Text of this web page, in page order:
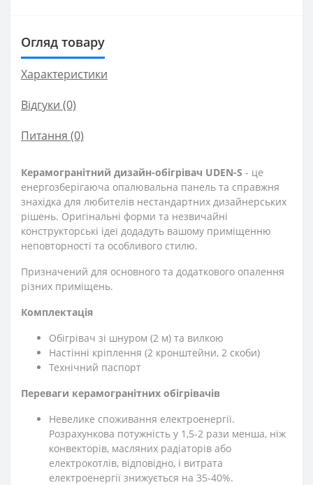
Огляд товару
Характеристики
Відгуки (0)
Питання (0)
Керамогранітний дизайн-обігрівач UDEN-S - це
енергозберігаюча опалювальна панель та справжня
знахідка для любителів нестандартних дизайнерських
рішень. Оригінальні форми та незвичайні
конструкторські ідеї додадуть вашому приміщенню
неповторності та особливого стилю.
Призначений для основного та додаткового опалення
різних приміщень.
Комплектація
Обігрівач зі шнуром (2 м) та вилкою
Настінні кріплення (2 кронштейни, 2 скоби)
Технічний паспорт
Переваги керамогранітних обігрівачів
Невелике споживання електроенергії.
Розрахункова потужність у 1,5-2 рази менша, ніж
конвекторів, масляних радіаторів або
електрокотлів, відповідно, і витрата
електроенергії знижується на 35-40%.